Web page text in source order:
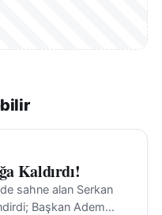
Kaldırdı!
sahne alan Serkan
Başkan Adem